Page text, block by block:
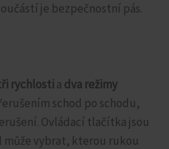
je bezpečnostní pás.
rychlostia dva režimy
schod po schodu,
Ovládací tlačítka jsou
může vybrat, kterou rukou